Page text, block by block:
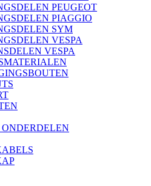
PEUGEOT
PIAGGIO
SYM
VESPA
VESPA